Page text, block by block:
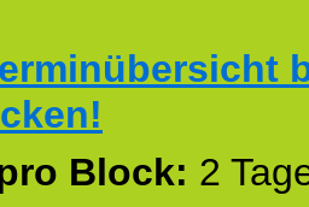
Block: 2